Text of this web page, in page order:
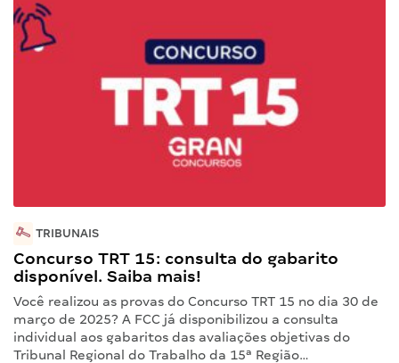
TRIBUNAIS
Concurso TRT 15: consulta do gabarito
disponível. Saiba mais!
Você realizou as provas do Concurso TRT 15 no dia 30 de
março de 2025? A FCC já disponibilizou a consulta
individual aos gabaritos das avaliações objetivas do
Tribunal Regional do Trabalho da 15ª Região…